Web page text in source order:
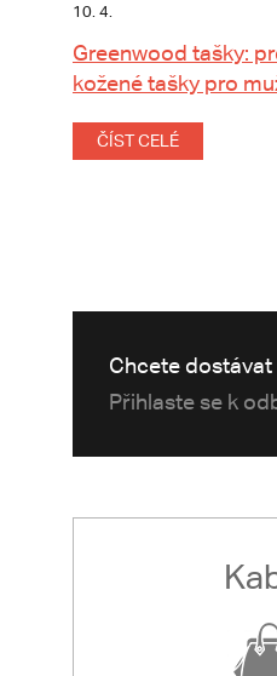
10. 4.
Greenwood tašky:
kožené tašky pro
ČÍST CELÉ
Chcete dostávat
Přihlaste se k